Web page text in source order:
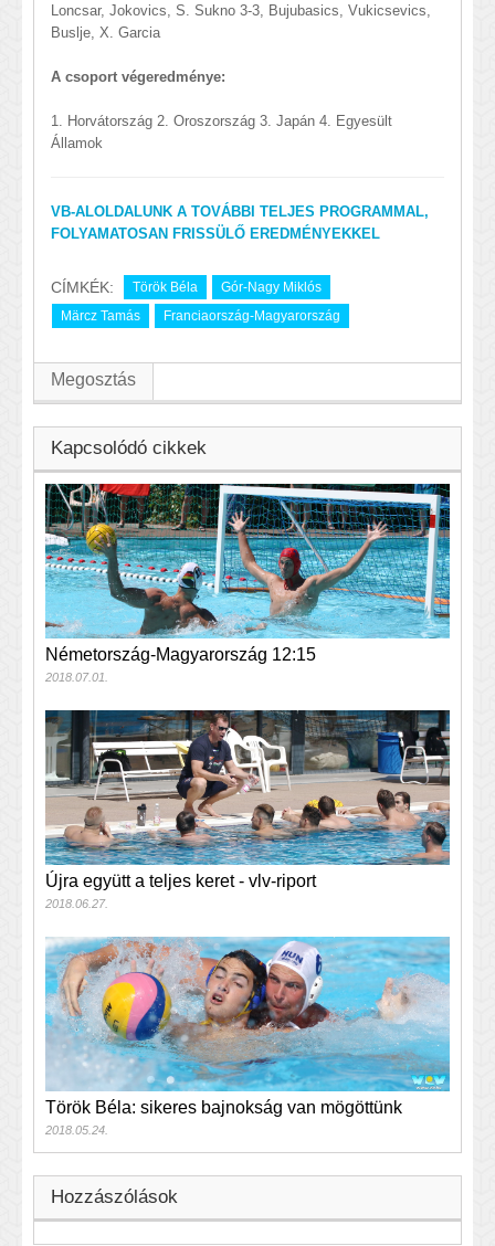
Loncsar, Jokovics, S. Sukno 3-3, Bujubasics, Vukicsevics,
Buslje, X. Garcia
A csoport végeredménye:
1. Horvátország 2. Oroszország 3. Japán 4. Egyesült
Államok
VB-ALOLDALUNK A TOVÁBBI TELJES PROGRAMMAL,
FOLYAMATOSAN FRISSÜLŐ EREDMÉNYEKKEL
CÍMKÉK: Török Béla
Gór-Nagy Miklós
Märcz Tamás
Franciaország-Magyarország
Megosztás
Kapcsolódó cikkek
Németország-Magyarország 12:15
2018.07.01.
Újra együtt a teljes keret - vlv-riport
2018.06.27.
Török Béla: sikeres bajnokság van mögöttünk
2018.05.24.
Hozzászólások